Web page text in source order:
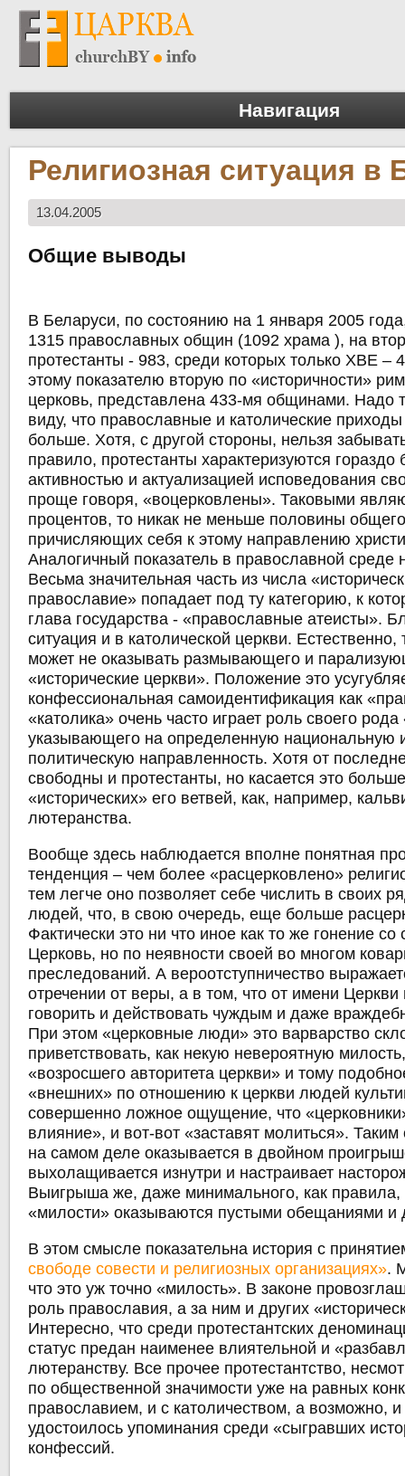
Навигация
Религиозная ситуация в
13.04.2005
Общие выводы
В Беларуси, по состоянию на 1 января 2005 года
1315 православных общин (1092 храма ), на
протестанты - 983, среди которыхтолько ХВЕ –
этому показателю вторую по «историчности»
церковь, представлена 433-мя общинами. Надо
виду, что православные и католические
больше. Хотя, с другой стороны, нельзя
правило, протестанты характеризуются
активностью и актуализацией исповедования
проще говоря, «воцерковлены». Таковыми
процентов, то никак не меньше половины
причисляющих себя к этому направлению
Аналогичный показатель в православной среде
Весьма значительная часть из числа
православие» попадает под ту категорию, к
глава государства -«православные атеисты».
ситуация и в католической церкви. Естественно,
может не оказывать размывающего и
«исторические церкви». Положение это
конфессиональная самоидентификация как
«католика» очень часто играет роль своего
указывающего на определенную национальную
политическую направленность. Хотя от
свободны и протестанты, но касается это
«исторических» его ветвей, как, например,
лютеранства.
Вообще здесь наблюдается вполне понятная
тенденция – чем более «расцерковлено»
тем легче оно позволяет себе числить в своих
людей, что, в свою очередь, еще больше
Фактически это ни что иное как то же гонение
Церковь, но по неявности своей во многом
преследований. А вероотступничество
отречении от веры, а в том, что от имени Церкви
говорить и действовать чуждым и даже
При этом «церковные люди» это варварство
приветствовать, как некую невероятную
«возросшего авторитета церкви» и тому
«внешних» по отношению к церкви людей
совершенно ложное ощущение, что
влияние», и вот-вот «заставят молиться».
на самом деле оказывается в двойном
выхолащивается изнутри и настраивает
Выигрыша же, даже минимального, как правила,
«милости» оказываются пустыми обещаниями и
В этом смысле показательна история с
свободе совести и религиозных организациях».
что это уж точно «милость». В законе
роль православия, а за ним и других
Интересно, что среди протестантских
статус предан наименее влиятельной и
лютеранству. Все прочее протестантство,
по общественной значимости уже на равных
православием, и с католичеством, а возможно, и
удостоилось упоминания среди «сыгравших
конфессий.